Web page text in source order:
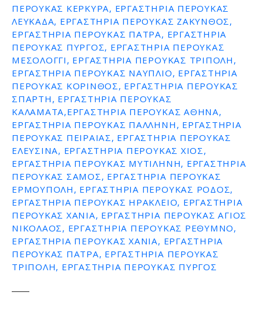
ΠΕΡΟΥΚΑΣ ΚΕΡΚΥΡΑ, ΕΡΓΑΣΤΗΡΙΑ ΠΕΡΟΥΚΑΣ
ΛΕΥΚΑΔΑ, ΕΡΓΑΣΤΗΡΙΑ ΠΕΡΟΥΚΑΣ ΖΑΚΥΝΘΟΣ,
ΕΡΓΑΣΤΗΡΙΑ ΠΕΡΟΥΚΑΣ ΠΑΤΡΑ, ΕΡΓΑΣΤΗΡΙΑ
ΠΕΡΟΥΚΑΣ ΠΥΡΓΟΣ, ΕΡΓΑΣΤΗΡΙΑ ΠΕΡΟΥΚΑΣ
ΜΕΣΟΛΟΓΓΙ, ΕΡΓΑΣΤΗΡΙΑ ΠΕΡΟΥΚΑΣ ΤΡΙΠΟΛΗ,
ΕΡΓΑΣΤΗΡΙΑ ΠΕΡΟΥΚΑΣ ΝΑΥΠΛΙΟ, ΕΡΓΑΣΤΗΡΙΑ
ΠΕΡΟΥΚΑΣ ΚΟΡΙΝΘΟΣ, ΕΡΓΑΣΤΗΡΙΑ ΠΕΡΟΥΚΑΣ
ΣΠΑΡΤΗ, ΕΡΓΑΣΤΗΡΙΑ ΠΕΡΟΥΚΑΣ
ΚΑΛΑΜΑΤΑ,ΕΡΓΑΣΤΗΡΙΑ ΠΕΡΟΥΚΑΣ ΑΘΗΝΑ,
ΕΡΓΑΣΤΗΡΙΑ ΠΕΡΟΥΚΑΣ ΠΑΛΛΗΝΗ, ΕΡΓΑΣΤΗΡΙΑ
ΠΕΡΟΥΚΑΣ ΠΕΙΡΑΙΑΣ, ΕΡΓΑΣΤΗΡΙΑ ΠΕΡΟΥΚΑΣ
ΕΛΕΥΣΙΝΑ, ΕΡΓΑΣΤΗΡΙΑ ΠΕΡΟΥΚΑΣ ΧΙΟΣ,
ΕΡΓΑΣΤΗΡΙΑ ΠΕΡΟΥΚΑΣ ΜΥΤΙΛΗΝΗ, ΕΡΓΑΣΤΗΡΙΑ
ΠΕΡΟΥΚΑΣ ΣΑΜΟΣ, ΕΡΓΑΣΤΗΡΙΑ ΠΕΡΟΥΚΑΣ
ΕΡΜΟΥΠΟΛΗ, ΕΡΓΑΣΤΗΡΙΑ ΠΕΡΟΥΚΑΣ ΡΟΔΟΣ,
ΕΡΓΑΣΤΗΡΙΑ ΠΕΡΟΥΚΑΣ ΗΡΑΚΛΕΙΟ, ΕΡΓΑΣΤΗΡΙΑ
ΠΕΡΟΥΚΑΣ ΧΑΝΙΑ, ΕΡΓΑΣΤΗΡΙΑ ΠΕΡΟΥΚΑΣ ΑΓΙΟΣ
ΝΙΚΟΛΑΟΣ, ΕΡΓΑΣΤΗΡΙΑ ΠΕΡΟΥΚΑΣ ΡΕΘΥΜΝΟ,
ΕΡΓΑΣΤΗΡΙΑ ΠΕΡΟΥΚΑΣ ΧΑΝΙΑ, ΕΡΓΑΣΤΗΡΙΑ
ΠΕΡΟΥΚΑΣ ΠΑΤΡΑ, ΕΡΓΑΣΤΗΡΙΑ ΠΕΡΟΥΚΑΣ
ΤΡΙΠΟΛΗ, ΕΡΓΑΣΤΗΡΙΑ ΠΕΡΟΥΚΑΣ ΠΥΡΓΟΣ